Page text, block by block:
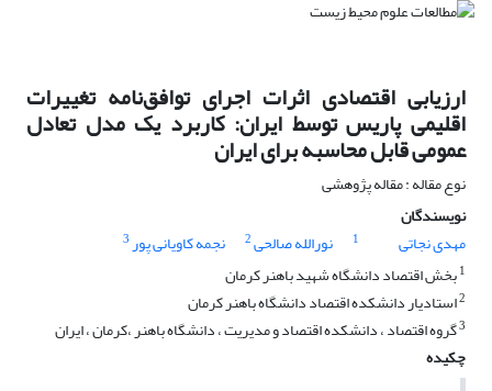
ارزیابی اقتصادی اثرات اجرای توافق‌نامه تغییرات
اقلیمی پاریس توسط ایران: کاربرد یک مدل تعادل
عمومی قابل محاسبه برای ایران
نوع مقاله : مقاله پژوهشی
نویسندگان
مهدی نجاتی
1 نورالله صالحی2 نجمه کاویانی پور3
1بخش اقتصاد دانشگاه شهید باهنر کرمان
2استادیار دانشکده اقتصاد دانشگاه باهنر کرمان
3گروه اقتصاد ، دانشکده اقتصاد و مدیریت ، دانشگاه باهنر ،کرمان ، ایران
چکیده